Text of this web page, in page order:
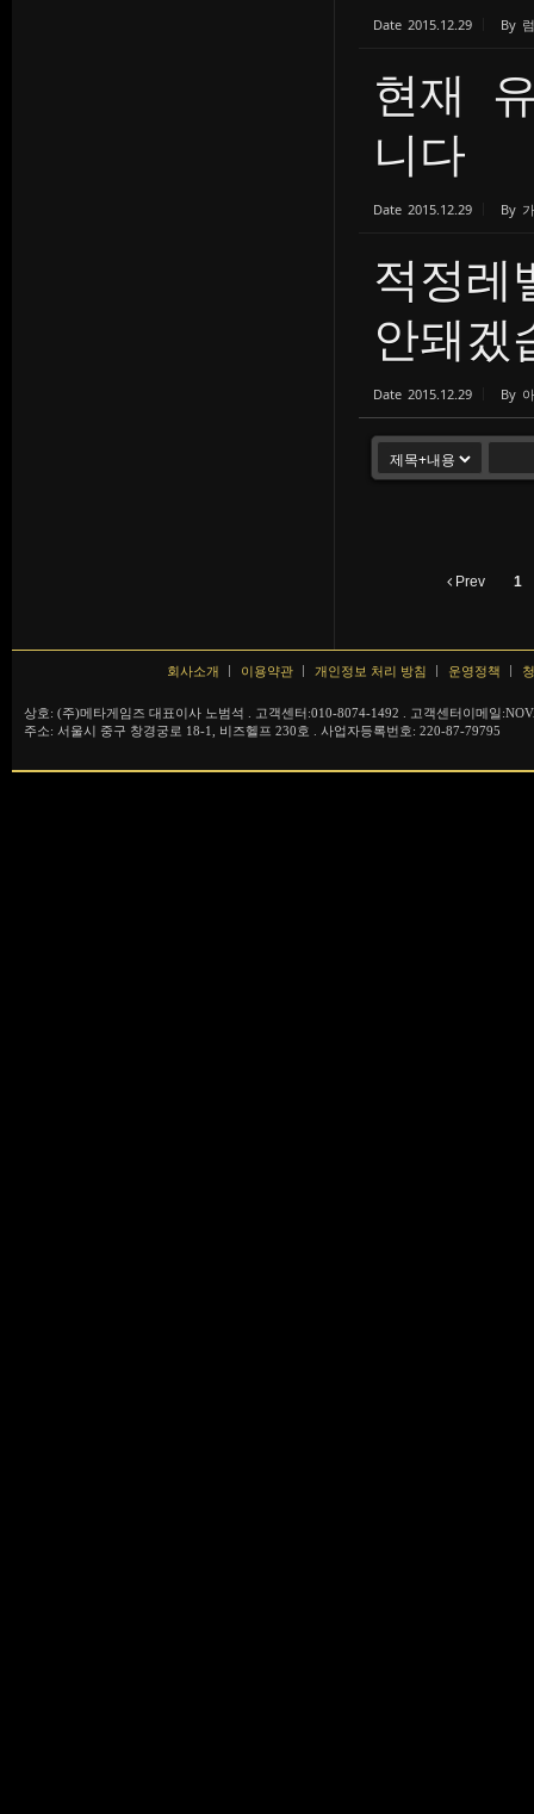
Date 2015.12.29 By
현재
니다
Date 2015.12.29 By
적정레
안돼겠
Date 2015.12.29 By
Prev 1
회사소개 이용약관 개인정보 처리 방침 운영정책
상호: (주)메타게임즈 대표이사 노범석 . 고객센터:010-8074-1492 . 고객센터이메일
주소: 서울시 중구 창경궁로 18-1, 비즈헬프 230호 . 사업자등록번호: 220-87-79795